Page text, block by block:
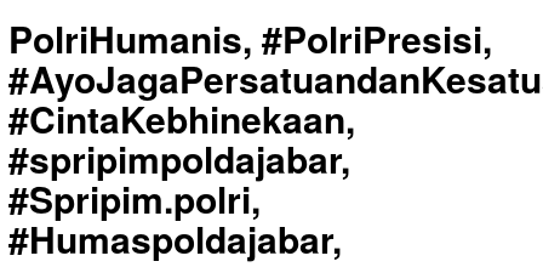
PolriHumanis, #PolriPresisi,
#CintaKebhinekaan,
#spripimpoldajabar,
#Spripim.polri,
#Humaspoldajabar,